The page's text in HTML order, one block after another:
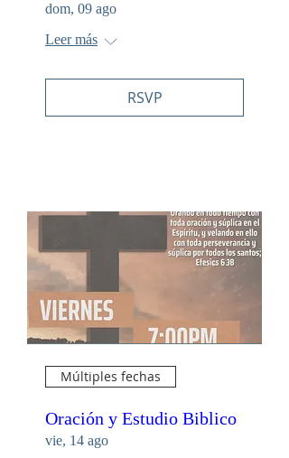
dom, 09 ago
Leer más
RSVP
Múltiples fechas
Oración y Estudio Biblico
vie, 14 ago